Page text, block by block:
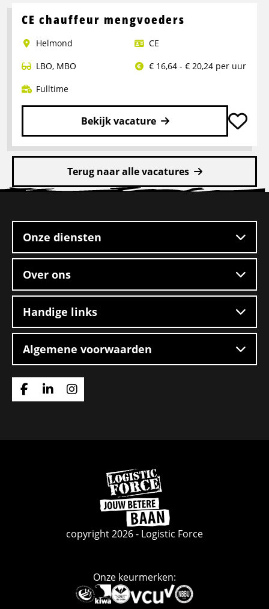
over
2-
ploegendienst
Boxtel
CE chauffeur mengvoeders
Helmond
CE
LBO, MBO
€ 16,64 - € 20,24 per uur
Fulltime
Bekijk vacature
Lees
meer
CE
Terug naar alle vacatures
footer
Onze diensten
Over ons
Handige links
Algemene voorwaarden
Ga
Ga
Ga
Ga
naar
de
homepage
copyright 2026 - Logistic Force
Onze keurmerken:
Deze
link